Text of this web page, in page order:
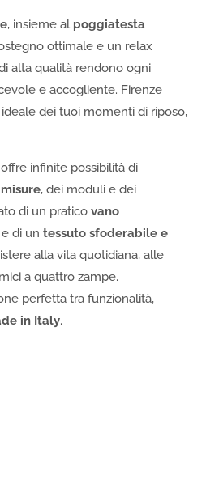
, insieme al poggiatesta
ottimale e un relax
alta qualità rendono ogni
e accogliente. Firenze
dei tuoi momenti di riposo,
offre infinite possibilità di
, dei moduli e dei
di un pratico vano
e di un tessuto sfoderabile e
alla vita quotidiana, alle
a quattro zampe.
perfetta tra funzionalità,
in Italy.